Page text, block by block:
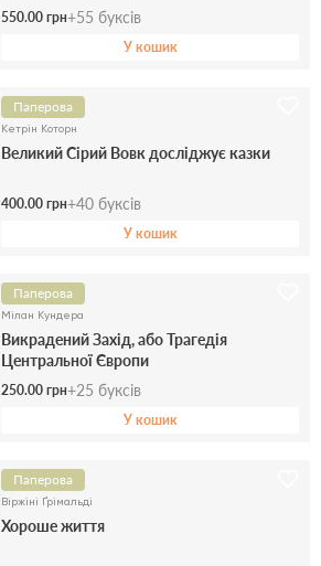
550.00 грн+55 буксів
У кошик
Паперова
Кетрін Которн
Великий Сірий Вовк досліджує казки
400.00 грн+40 буксів
У кошик
Паперова
Мілан Кундера
Викрадений Захід, або Трагедія
Центральної Європи
250.00 грн+25 буксів
У кошик
Паперова
Віржіні Ґрімальді
Хороше життя